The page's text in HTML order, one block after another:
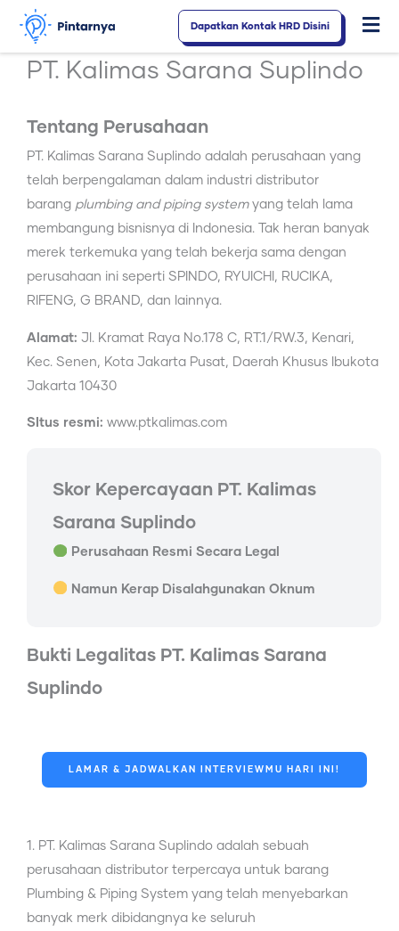
Lewati
konten
Dapatkan Kontak HRD Disini
PT. Kalimas Sarana Suplindo
Tentang Perusahaan
PT. Kalimas Sarana Suplindo adalah perusahaan yang
telah berpengalaman dalam industri distributor
barang plumbing and piping systemyang telah lama
membangung bisnisnya di Indonesia. Tak heran banyak
merek terkemuka yang telah bekerja sama dengan
perusahaan ini seperti SPINDO, RYUICHI, RUCIKA,
RIFENG, G BRAND, dan lainnya.
Alamat: Jl. Kramat Raya No.178 C, RT.1/RW.3, Kenari,
Kec. Senen, Kota Jakarta Pusat, Daerah Khusus Ibukota
Jakarta 10430
SItus resmi: www.ptkalimas.com
Skor Kepercayaan PT. Kalimas
Sarana Suplindo
Perusahaan Resmi Secara Legal
Namun Kerap Disalahgunakan Oknum
Bukti Legalitas PT. Kalimas Sarana
Suplindo
LAMAR & JADWALKAN INTERVIEWMU HARI INI!
1. PT. Kalimas Sarana Suplindo adalah sebuah
perusahaan distributor terpercaya untuk barang
Plumbing & Piping System yang telah menyebarkan
banyak merk dibidangnya ke seluruh